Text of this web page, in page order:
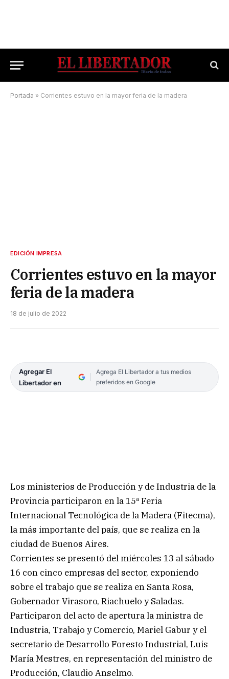
Portada » Corrientes estuvo en la mayor feria de la madera
EDICIÓN IMPRESA
Corrientes estuvo en la mayor
feria de la madera
18 de julio de 2022
Agregar El
Libertador en
Agrega El Libertador a tus medios
preferidos en Google
Los ministerios de Producción y de Industria de la
Provincia participaron en la 15ª Feria
Internacional Tecnológica de la Madera (Fitecma),
la más importante del país, que se realiza en la
ciudad de Buenos Aires.
Corrientes se presentó del miércoles 13 al sábado
16 con cinco empresas del sector, exponiendo
sobre el trabajo que se realiza en Santa Rosa,
Gobernador Virasoro, Riachuelo y Saladas.
Participaron del acto de apertura la ministra de
Industria, Trabajo y Comercio, Mariel Gabur y el
secretario de Desarrollo Foresto Industrial, Luis
María Mestres, en representación del ministro de
Producción, Claudio Anselmo.